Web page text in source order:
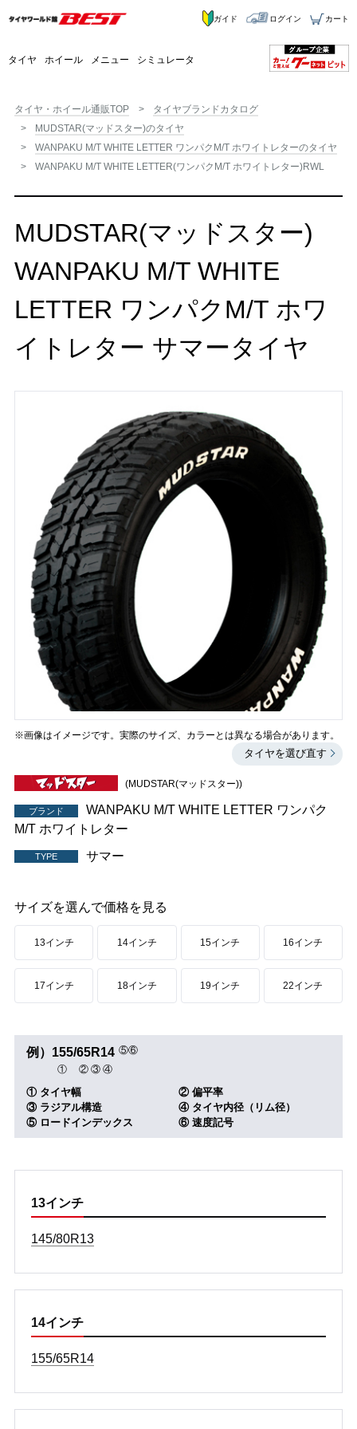
タイヤ ホイール メニュー シミュレータ
ガイド ログイン カート
タイヤ・ホイール通販TOP
タイヤブランドカタログ
MUDSTAR(マッドスター)のタイヤ
WANPAKU M/T WHITE LETTER ワンパクM/T ホワイトレターのタイヤ
WANPAKU M/T WHITE LETTER(ワンパクM/T ホワイトレター)RWL
MUDSTAR(マッドスター)
WANPAKU M/T WHITE
LETTER ワンパクM/T ホワ
イトレター サマータイヤ
※画像はイメージです。実際のサイズ、カラーとは異なる場合があります。
タイヤを選び直す
(MUDSTAR(マッドスター))
ブランド
WANPAKU M/T WHITE LETTER ワンパク
M/T ホワイトレター
TYPE サマー
サイズを選んで価格を見る
13インチ 14インチ 15インチ 16インチ
17インチ 18インチ 19インチ 22インチ
例） 155
①
/65
②
R
③
14
④
⑤⑥
① タイヤ幅
② 偏平率
③ ラジアル構造
④ タイヤ内径（リム径）
⑤ ロードインデックス
⑥ 速度記号
13インチ
145/80R13
14インチ
155/65R14